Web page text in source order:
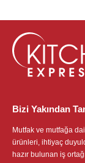
Bizi Yakından
Mutfak ve mutfağa
ürünleri, ihtiyaç
hazır bulunan iş